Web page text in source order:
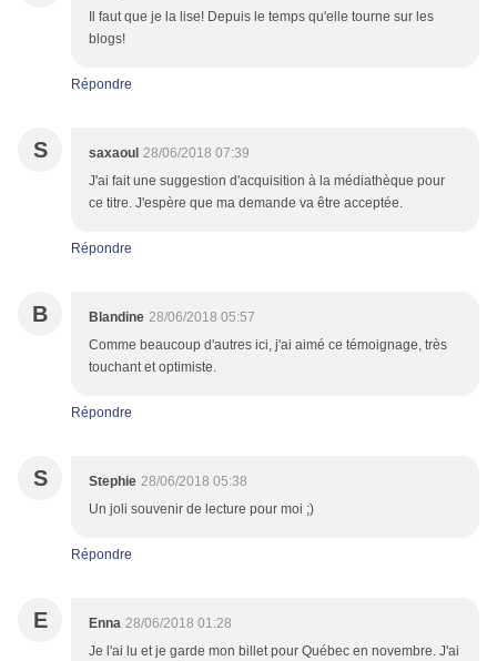
Il faut que je la lise! Depuis le temps qu'elle tourne sur les
blogs!
Répondre
S saxaoul 28/06/2018 07:39
J'ai fait une suggestion d'acquisition à la médiathèque pour
ce titre. J'espère que ma demande va être acceptée.
Répondre
B Blandine 28/06/2018 05:57
Comme beaucoup d'autres ici, j'ai aimé ce témoignage, très
touchant et optimiste.
Répondre
S Stephie 28/06/2018 05:38
Un joli souvenir de lecture pour moi ;)
Répondre
E Enna 28/06/2018 01:28
Je l'ai lu et je garde mon billet pour Québec en novembre. J'ai